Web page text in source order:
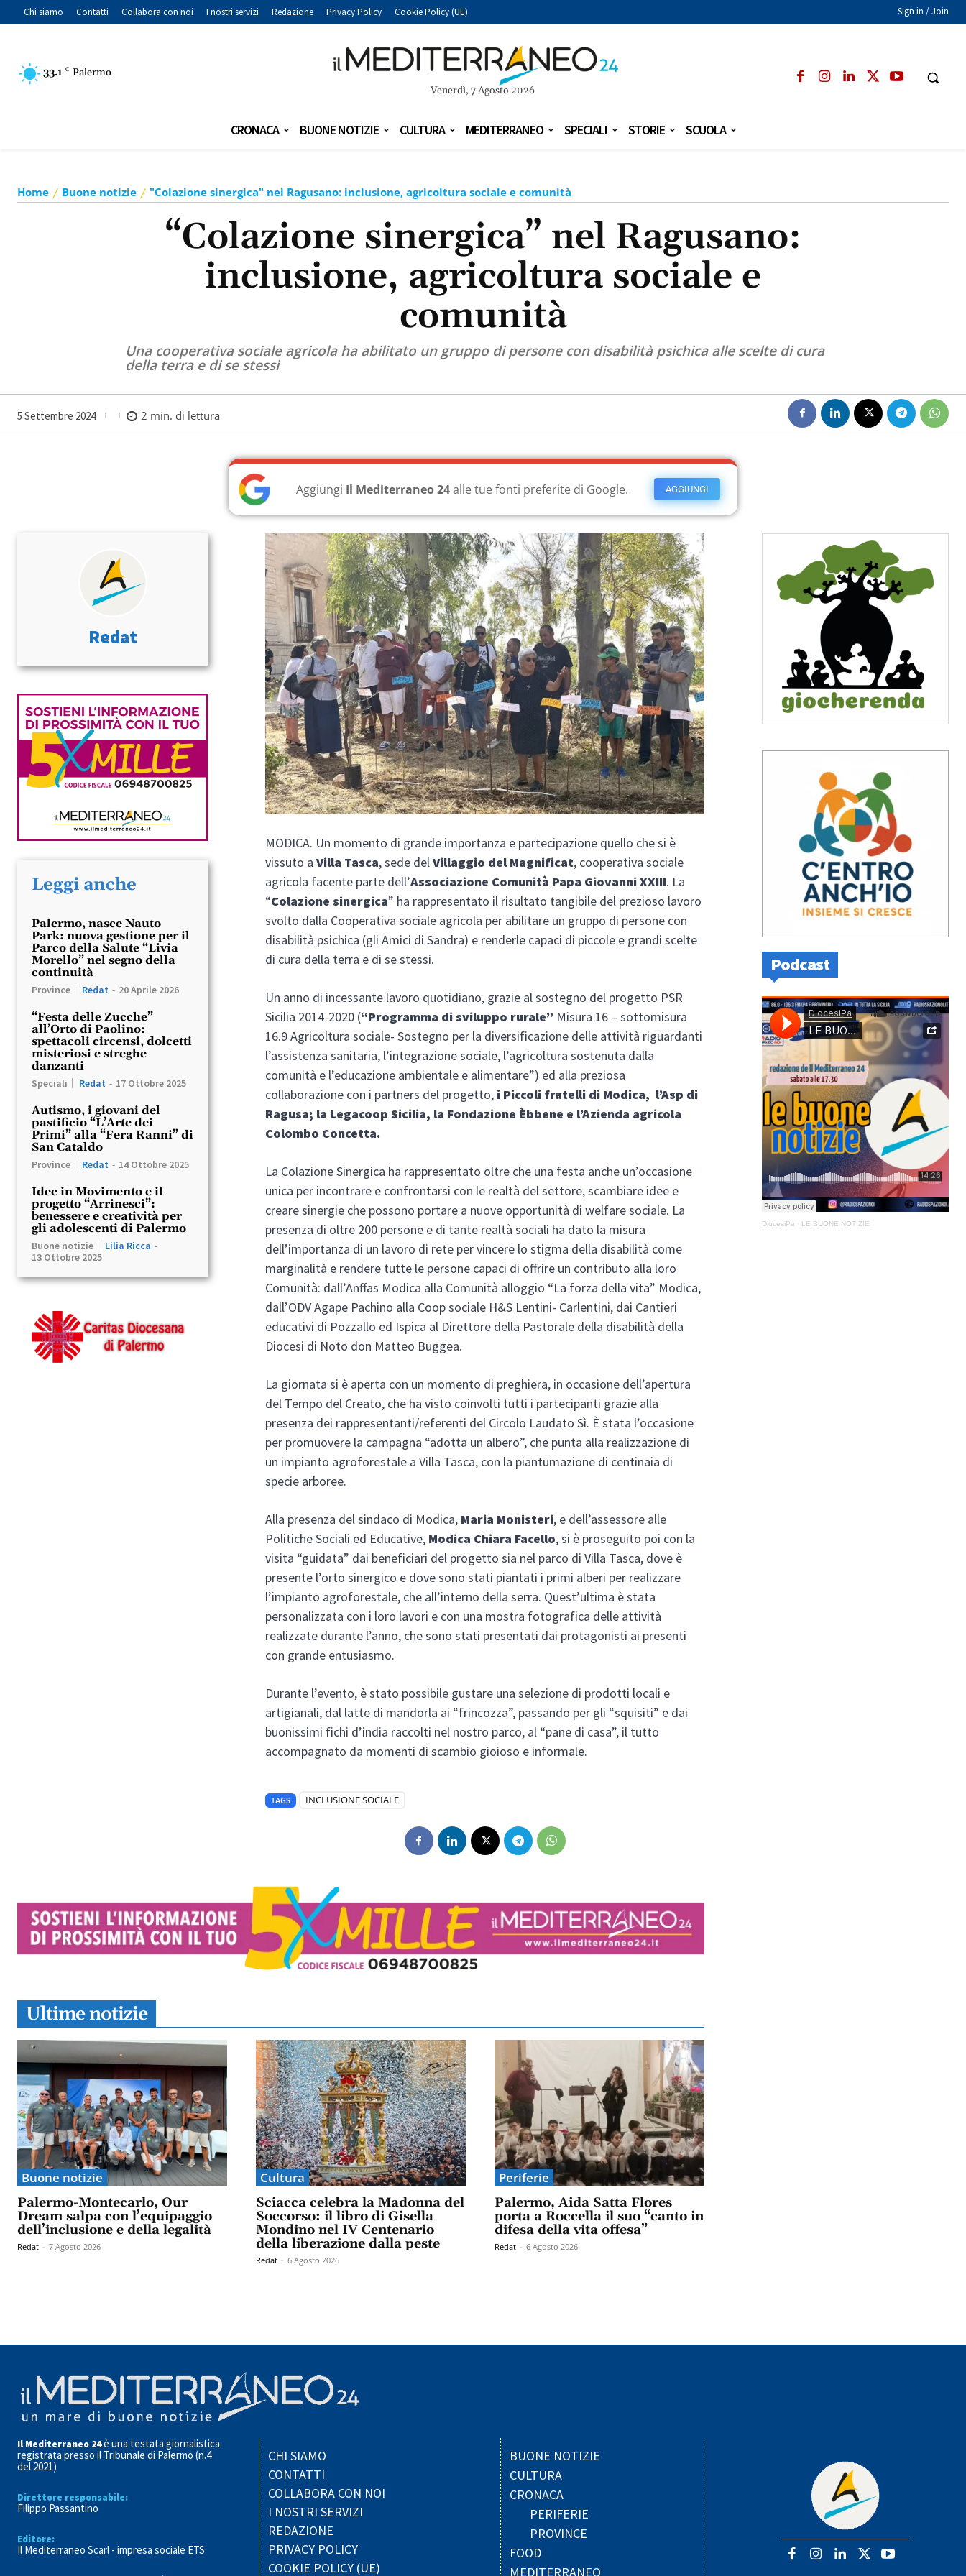
Chi siamo Contatti Collabora con noi I nostri servizi Redazione Privacy Policy Cookie Policy (UE) Sign in / Join
33.1 C Palermo
Venerdì, 7 Agosto 2026
CRONACA BUONE NOTIZIE CULTURA MEDITERRANEO SPECIALI STORIE SCUOLA
Home Buone notizie "Colazione sinergica" nel Ragusano: inclusione, agricoltura sociale e comunità
“Colazione sinergica” nel Ragusano:
inclusione, agricoltura sociale e
comunità
Una cooperativa sociale agricola ha abilitato un gruppo di persone con disabilità psichica alle scelte di cura
della terra e di se stessi
5 Settembre 2024 2 min. di lettura
AGGIUNGI
Aggiungi Il Mediterraneo 24alle tue fonti preferite di Google.
Redat
Leggi anche
Palermo, nasce Nauto
Park: nuova gestione per il
Parco della Salute “Livia
Morello” nel segno della
continuità
Province Redat - 20 Aprile 2026
“Festa delle Zucche”
all’Orto di Paolino:
spettacoli circensi, dolcetti
misteriosi e streghe
danzanti
Speciali Redat - 17 Ottobre 2025
Autismo, i giovani del
pastificio “L’Arte dei
Primi” alla “Fera Ranni” di
San Cataldo
Province Redat - 14 Ottobre 2025
Idee in Movimento e il
progetto “Arrinesci”:
benessere e creatività per
gli adolescenti di Palermo
Buone notizie Lilia Ricca -
13 Ottobre 2025
MODICA. Un momento di grande importanza e partecipazione quello che si è
vissuto aVilla Tasca, sede delVillaggio del Magnificat, cooperativa sociale
agricola facente parte dell’Associazione Comunità Papa Giovanni XXIII. La
“Colazione sinergica” ha rappresentato il risultato tangibile del prezioso lavoro
svolto dalla Cooperativa sociale agricola per abilitare un gruppo di persone con
disabilità psichica (gli Amici di Sandra) e renderle capaci di piccole e grandi scelte
di cura della terra e di se stessi.
Un anno di incessante lavoro quotidiano, grazie al sostegno del progetto PSR
Sicilia 2014-2020 (“Programma di sviluppo rurale” Misura 16 – sottomisura
16.9 Agricoltura sociale- Sostegno per la diversificazione delle attività riguardanti
l’assistenza sanitaria, l’integrazione sociale, l’agricoltura sostenuta dalla
comunità e l’educazione ambientale e alimentare”) ed alla preziosa
collaborazione con i partners del progetto, i Piccoli fratelli di Modica, l’Asp di
Ragusa; la Legacoop Sicilia, la Fondazione Èbbene e l’Azienda agricola
Colombo Concetta.
La Colazione Sinergica ha rappresentato oltre che una festa anche un’occasione
unica per incontrare e confrontarsi con le realtà del settore, scambiare idee e
creare sinergie che possono portare a nuove opportunità di welfare sociale. La
presenza di oltre 200 persone e di tante realtà sociali ha dato la misura
dell’importanza di un lavoro di rete per vincere lo stigma della disabilità come
marginalità e rendere tutte le persone capaci di offrire un contributo alla loro
Comunità: dall’Anffas Modica alla Comunità alloggio “La forza della vita” Modica,
dall’ODV Agape Pachino alla Coop sociale H&S Lentini- Carlentini, dai Cantieri
educativi di Pozzallo ed Ispica al Direttore della Pastorale della disabilità della
Diocesi di Noto don Matteo Buggea.
La giornata si è aperta con un momento di preghiera, in occasione dell’apertura
del Tempo del Creato, che ha visto coinvolti tutti i partecipanti grazie alla
presenza dei rappresentanti/referenti del Circolo Laudato Sì. È stata l’occasione
per promuovere la campagna “adotta un albero”, che punta alla realizzazione di
un impianto agroforestale a Villa Tasca, con la piantumazione di centinaia di
specie arboree.
Alla presenza del sindaco di Modica, Maria Monisteri, e dell’assessore alle
Politiche Sociali ed Educative, Modica Chiara Facello, si è proseguito poi con la
visita “guidata” dai beneficiari del progetto sia nel parco di Villa Tasca, dove è
presente l’orto sinergico e dove sono stati piantati i primi alberi per realizzare
l’impianto agroforestale, che all’interno della serra. Quest’ultima è stata
personalizzata con i loro lavori e con una mostra fotografica delle attività
realizzate durante l’anno, che sono stati presentati dai protagonisti ai presenti
con grande entusiasmo.
Durante l’evento, è stato possibile gustare una selezione di prodotti locali e
artigianali, dal latte di mandorla ai “frincozza”, passando per gli “squisiti” e dai
buonissimi fichi d’india raccolti nel nostro parco, al “pane di casa”, il tutto
accompagnato da momenti di scambio gioioso e informale.
TAGS INCLUSIONE SOCIALE
Ultime notizie
Buone notizie
Palermo-Montecarlo, Our
Dream salpa con l’equipaggio
dell’inclusione e della legalità
Redat - 7 Agosto 2026
Cultura
Sciacca celebra la Madonna del
Soccorso: il libro di Gisella
Mondino nel IV Centenario
della liberazione dalla peste
Redat - 6 Agosto 2026
Periferie
Palermo, Aida Satta Flores
porta a Roccella il suo “canto in
difesa della vita offesa”
Redat - 6 Agosto 2026
Podcast
DiocesiPa · LE BUONE NOTIZIE
Il Mediterraneo 24è una testata giornalistica
registrata presso il Tribunale di Palermo (n.4
del 2021)
Direttore responsabile:
Filippo Passantino
Editore:
Il Mediterraneo Scarl - impresa sociale ETS
CHI SIAMO
CONTATTI
COLLABORA CON NOI
I NOSTRI SERVIZI
REDAZIONE
PRIVACY POLICY
COOKIE POLICY (UE)
BUONE NOTIZIE
CULTURA
CRONACA
PERIFERIE
PROVINCE
FOOD
MEDITERRANEO